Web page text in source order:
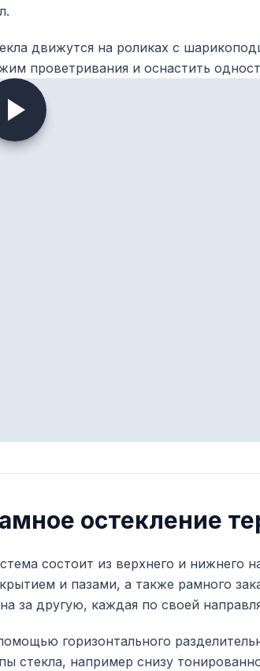
движутся на роликах с
проветривания и оснастить
остекление
состоит из верхнего и
и пазами, а также рамного
за другую, каждая по своей
горизонтального
стекла, например снизу